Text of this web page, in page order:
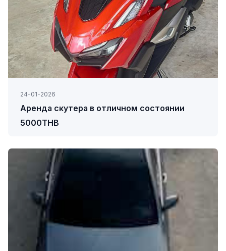
24-01-2026
Аренда скутера в отличном состоянии
5000THB